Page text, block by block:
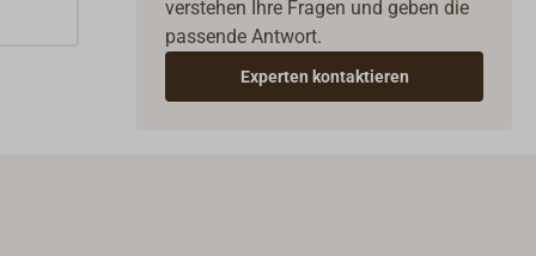
verstehen Ihre Fragen und geben die
passende Antwort.
Experten kontaktieren